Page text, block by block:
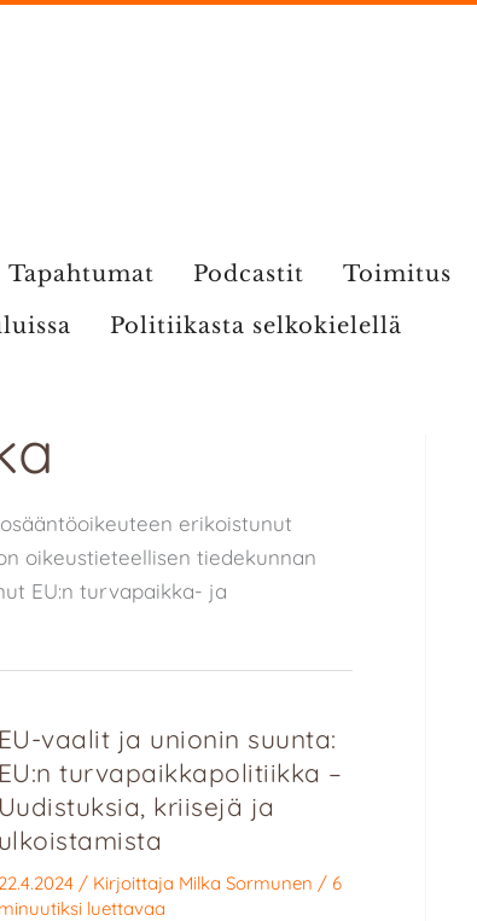
Tapahtumat Podcastit Toimitus
Politiikasta selkokielellä
erikoistunut
oikeustieteellisen tiedekunnan
EU:n turvapaikka- ja
EU-vaalit ja unionin suunta:
EU:n turvapaikka­­politiikka –
Uudistuksia, kriisejä ja
ulkoistamista
22.4.2024 / Kirjoittaja Milka Sormunen / 6
minuutiksi luettavaa